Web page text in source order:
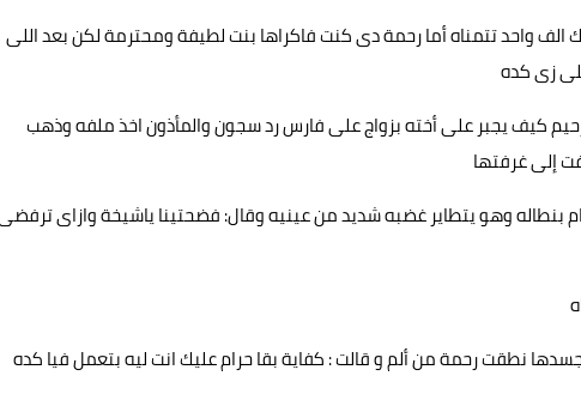
الف واحد تتمناه أما رحمة دى كنت فاكراها بنت لطيفة ومحترمة لكن بعد اللى
زى كده
كيف يجبر على أخته بزواج على فارس رد سجون والمأذون اخذ ملفه وذهب
إلى غرفتها
وهو يتطاير غضبه شديد من عينيه وقال: فضحتينا ياشيخة وازاى
نطقت رحمة من ألم و قالت : كفاية بقا حرام عليك انت ليه بتعمل فيا كده